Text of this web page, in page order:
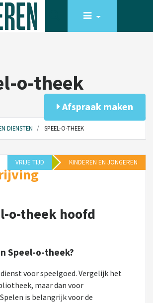
o-theek
Afspraak maken
DIENSTEN SPEEL-O-THEEK
VRIJE TIJD KINDEREN EN JONGEREN
Speel-o-theek?
voor speelgoed. Vergelijk het
maar dan voor
is belangrijk voor de